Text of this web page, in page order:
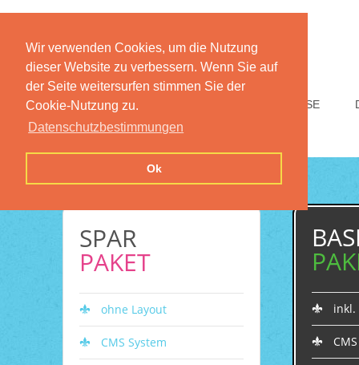
Wir verwenden Cookies, um die Nutzung
dieser Website zu verbessern. Wenn Sie auf
der Seite weitersurfen stimmen Sie der
Cookie-Nutzung zu.
Datenschutzbestimmungen
Ok
HOME PREISE
SPAR
PAKET
ohne Layout
CMS System
inkl.